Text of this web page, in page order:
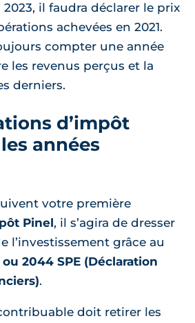
2023, il faudra déclarer le prix
achevées en 2021.
compter une année
les revenus perçus et la
derniers.
d’impôt
années
votre première
Pinel, il s’agira de dresser
l’investissement grâce au
2044 SPE (Déclaration
.
doit retirer les